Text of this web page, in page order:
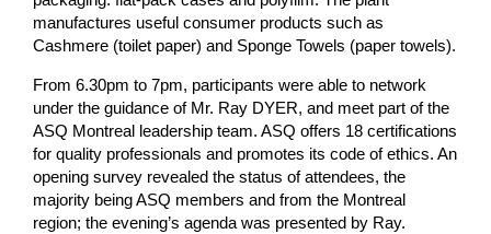
manufactures useful consumer products such as
Cashmere (toilet paper) and Sponge Towels (paper towels).
From 6.30pm to 7pm, participants were able to network
under the guidance of Mr. Ray DYER, and meet part of the
ASQ Montreal leadership team. ASQ offers 18 certifications
for quality professionals and promotes its code of ethics. An
opening survey revealed the status of attendees, the
majority being ASQ members and from the Montreal
region; the evening’s agenda was presented by Ray.